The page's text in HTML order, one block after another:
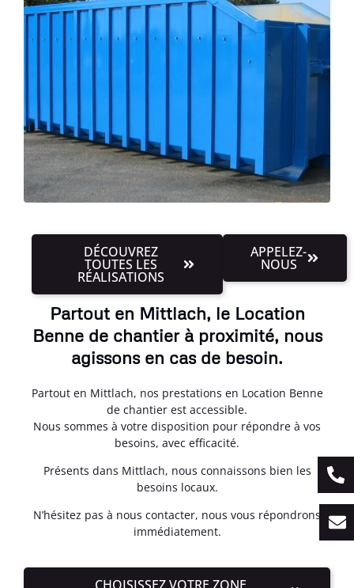
DÉCOUVREZ
TOUTES LES
RÉALISATIONS
APPELEZ-
NOUS
Partout en Mittlach, le Location
Benne de chantier à proximité, nous
agissons en cas de besoin.
Partout en Mittlach, nos prestations en Location Benne
de chantier est accessible.
Nous sommes à votre disposition pour répondre à vos
besoins, avec efficacité.
Présents dans Mittlach, nous connaissons bien les
besoins locaux.
N’hésitez pas à nous contacter, nous vous répondrons
immédiatement.